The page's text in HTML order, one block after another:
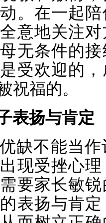
。在一起
意地关注
无条件的
受欢迎的
祝福的。
表扬与肯定
缺不能当
现受挫心
要家长敏
表扬与肯